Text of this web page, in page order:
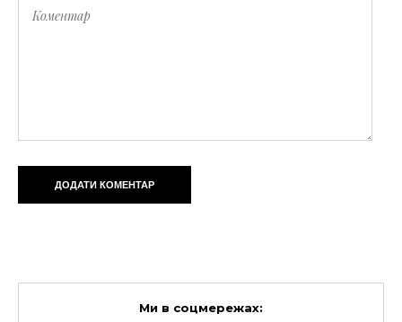
Ми в соцмережах: